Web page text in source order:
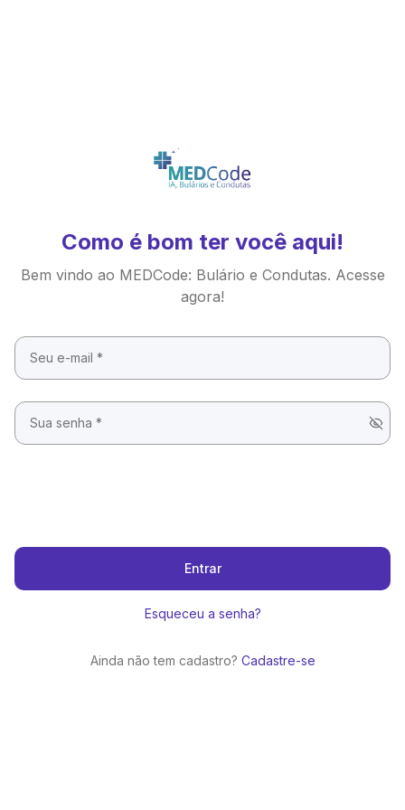
Como é bom ter você aqui!
Bem vindo ao MEDCode: Bulário e Condutas. Acesse
agora!
Entrar
Esqueceu a senha?
Ainda não tem cadastro? Cadastre-se